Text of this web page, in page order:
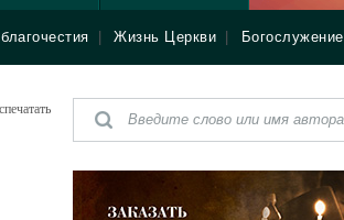
Жизнь Церкви Богослужение